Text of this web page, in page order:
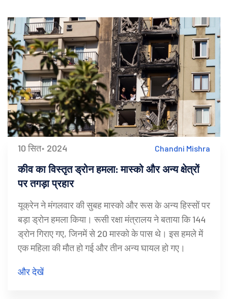
10 सित॰ 2024 Chandni Mishra
कीव का विस्तृत ड्रोन हमला: मास्को और अन्य क्षेत्रों
पर तगड़ा प्रहार
यूक्रेन ने मंगलवार की सुबह मास्को और रूस के अन्य हिस्सों पर
बड़ा ड्रोन हमला किया। रूसी रक्षा मंत्रालय ने बताया कि 144
ड्रोन गिराए गए, जिनमें से 20 मास्को के पास थे। इस हमले में
एक महिला की मौत हो गई और तीन अन्य घायल हो गए।
और देखें